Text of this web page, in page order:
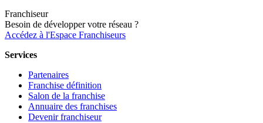
Franchiseur
Besoin de développer votre réseau ?
Accédez à l'Espace Franchiseurs
Services
Partenaires
Franchise définition
Salon de la franchise
Annuaire des franchises
Devenir franchiseur